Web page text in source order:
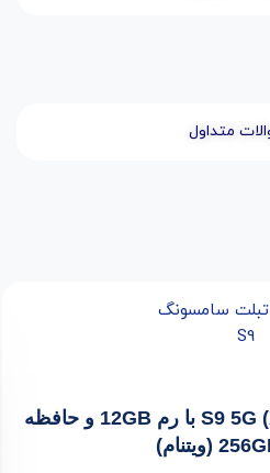
متداول
تبلت سامسونگ (X716B) S9 5G با رم 12GB و حافظه